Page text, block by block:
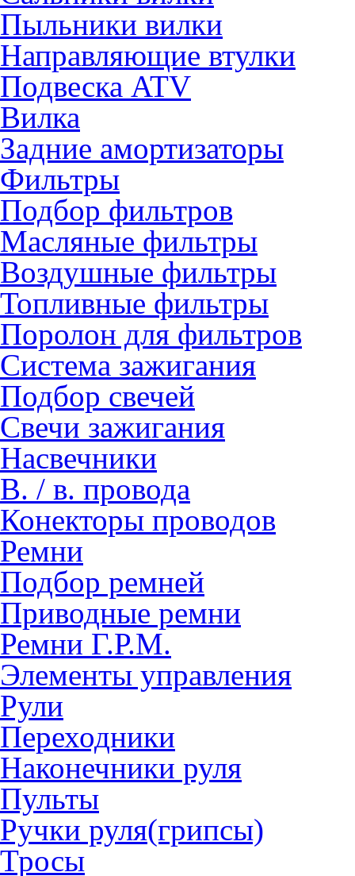
Пыльники вилки
Направляющие втулки
Подвеска ATV
Вилка
Задние амортизаторы
Фильтры
Подбор фильтров
Масляные фильтры
Воздушные фильтры
Топливные фильтры
Поролон для фильтров
Система зажигания
Подбор свечей
Свечи зажигания
Насвечники
В. / в. провода
Конекторы проводов
Ремни
Подбор ремней
Приводные ремни
Ремни Г.Р.М.
Элементы управления
Рули
Переходники
Наконечники руля
Пульты
Ручки руля(грипсы)
Тросы